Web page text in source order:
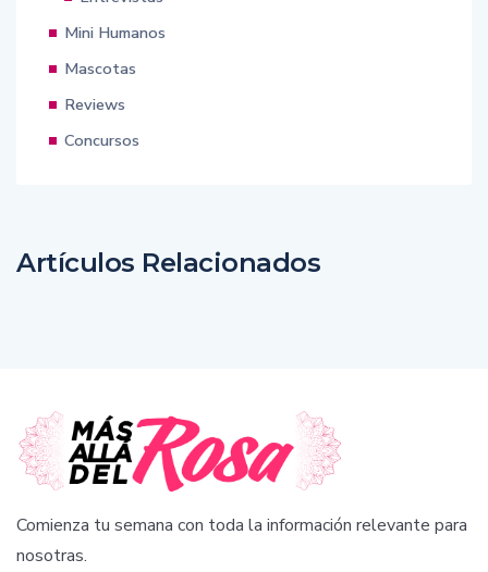
Mini Humanos
Mascotas
Reviews
Concursos
Artículos Relacionados
Comienza tu semana con toda la información relevante para
nosotras.